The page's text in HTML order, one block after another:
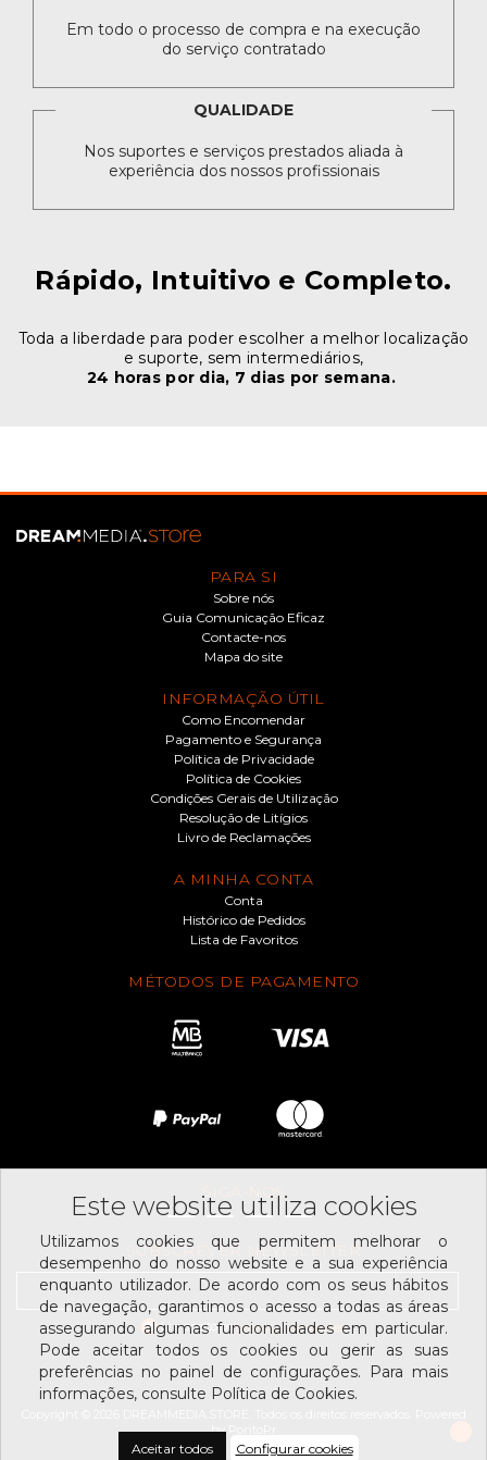
Em todo o processo de compra e na execução
do serviço contratado
QUALIDADE
Nos suportes e serviços prestados aliada à
experiência dos nossos profissionais
Rápido, Intuitivo e Completo.
Toda a liberdade para poder escolher a melhor localização
e suporte, sem intermediários,
24 horas por dia, 7 dias por semana.
PARA SI
Sobre nós
Guia Comunicação Eficaz
Contacte-nos
Mapa do site
INFORMAÇÃO ÚTIL
Como Encomendar
Pagamento e Segurança
Política de Privacidade
Política de Cookies
Condições Gerais de Utilização
Resolução de Litígios
Livro de Reclamações
A MINHA CONTA
Conta
Histórico de Pedidos
Lista de Favoritos
MÉTODOS DE PAGAMENTO
SIGA-NOS
SUBSCREVER NEWSLETTER
Li e aceito ostermos e condições
by
Este website utiliza cookies
Utilizamos cookies que permitem melhorar o
desempenho do nosso website e a sua experiência
enquanto utilizador. De acordo com os seus hábitos
de navegação, garantimos o acesso a todas as áreas
assegurando algumas funcionalidades em particular.
Pode aceitar todos os cookies ou gerir as suas
preferências no painel de configurações. Para mais
informações, consulte Política de Cookies.
Aceitar todos Configurar cookies